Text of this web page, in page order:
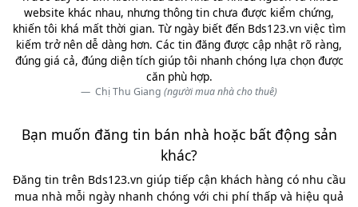
website khác nhau, nhưng thông tin chưa được kiểm chứng,
khiến tôi khá mất thời gian. Từ ngày biết đến Bds123.vn việc tìm
kiếm trở nên dễ dàng hơn. Các tin đăng được cập nhật rõ ràng,
đúng giá cả, đúng diện tích giúp tôi nhanh chóng lựa chọn được
căn phù hợp.
Chị Thu Giang (người mua nhà cho thuê)
Bạn muốn đăng tin bán nhà hoặc bất động sản
khác?
Đăng tin trên Bds123.vn giúp tiếp cận khách hàng có nhu cầu
mua nhà mỗi ngày nhanh chóng với chi phí thấp và hiệu quả